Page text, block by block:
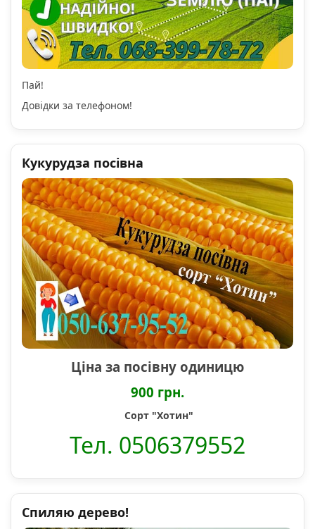
Пай!
Довідки за телефоном!
Кукурудза посівна
Ціна за посівну одиницю
900 грн.
Сорт "Хотин"
Тел. 0506379552
Спиляю дерево!